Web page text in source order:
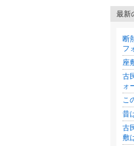
最新
断
フ
座
古
ォ
こ
昔
古
敷